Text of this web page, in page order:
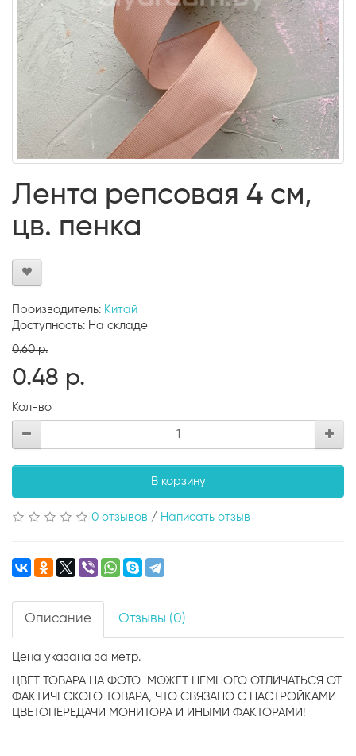
Лента репсовая 4 см,
цв. пенка
Производитель: Китай
Доступность: На складе
0.60 р.
0.48 р.
Кол-во
В корзину
0 отзывов / Написать отзыв
Описание Отзывы (0)
Цена указана за метр.
ЦВЕТ ТОВАРА НА ФОТО МОЖЕТ НЕМНОГО ОТЛИЧАТЬСЯ ОТ
ФАКТИЧЕСКОГО ТОВАРА, ЧТО СВЯЗАНО С НАСТРОЙКАМИ
ЦВЕТОПЕРЕДАЧИ МОНИТОРА И ИНЫМИ ФАКТОРАМИ!